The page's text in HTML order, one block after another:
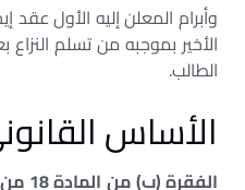
وأبرام المعلن إليه الأول عقد
الأخير بموجبه من تسلم
الطالب.
الأساس